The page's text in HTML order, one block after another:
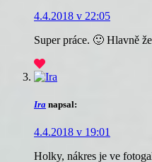
4.4.2018 v 22:05
Super práce. 🙂 Hlavně
Ira napsal:
4.4.2018 v 19:01
Holky, nákres je ve